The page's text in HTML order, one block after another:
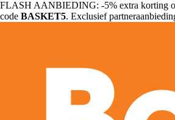
FLASH AANBIEDING: -5% extra korting
code BASKET5. Exclusief